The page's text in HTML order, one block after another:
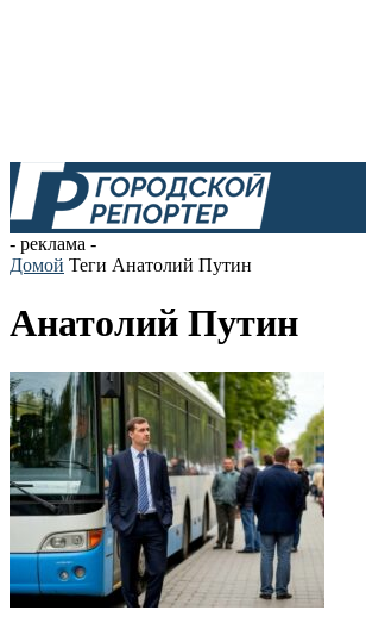
- реклама -
Домой Теги Анатолий Путин
Анатолий Путин